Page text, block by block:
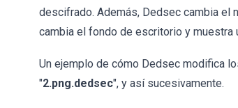
descifrado. Además, Dedsec cambia el
cambia el fondo de escritorio y muestra
Un ejemplo de cómo Dedsec modifica
"2.png.dedsec", y así sucesivamente.